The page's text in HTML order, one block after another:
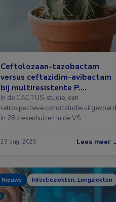
Ceftolozaan-tazobactam
versus ceftazidim-avibactam
bij multiresistente P.
aeruginosa
In de CACTUS-studie, een
retrospectieve cohortstudie uitgevoerd
in 28 ziekenhuizen in de VS …
29 aug. 2025 Lees meer
Nieuws Infectieziekten, Longziekten